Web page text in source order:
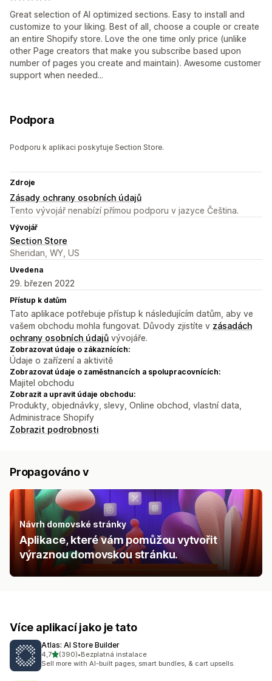
Great selection of AI optimized sections. Easy to install and
customize to your liking. Best of all, choose a couple or create
an entire Shopify store. Love the one time only price (unlike
other Page creators that make you subscribe based upon
number of pages you create and maintain). Awesome customer
support when needed...
Podpora
Podporu k aplikaci poskytuje Section Store.
Zdroje
Zásady ochrany osobních údajů
Tento vývojář nenabízí přímou podporu v jazyce Čeština.
Vývojář
Section Store
Sheridan, WY, US
Uvedena
29. březen 2022
Přístup k datům
Tato aplikace potřebuje přístup k následujícím datům, aby ve
vašem obchodu mohla fungovat. Důvody zjistíte v zásadách
ochrany osobních údajů vývojáře.
Zobrazovat údaje o zákaznících:
Údaje o zařízení a aktivitě
Zobrazovat údaje o zaměstnancích a spolupracovnících:
Majitel obchodu
Zobrazit a upravit údaje obchodu:
Produkty, objednávky, slevy, Online obchod, vlastní data,
Administrace Shopify
Zobrazit podrobnosti
Propagováno v
Návrh domovské stránky
Aplikace, které vám pomůžou vytvořit
výraznou domovskou stránku.
Více aplikací jako je tato
Atlas: AI Store Builder
4,7z 5 hvězd
(390)
Celkový počet recenzí: 390
•Bezplatná instalace
Sell more with AI-built pages, smart bundles, & cart upsells.